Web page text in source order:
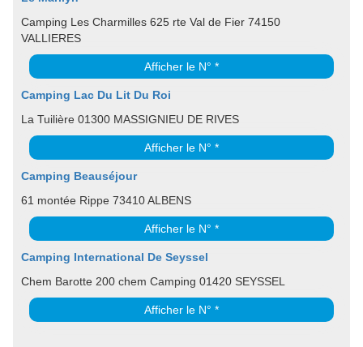
Camping Les Charmilles 625 rte Val de Fier 74150
VALLIERES
Afficher le N° *
Camping Lac Du Lit Du Roi
La Tuilière 01300 MASSIGNIEU DE RIVES
Afficher le N° *
Camping Beauséjour
61 montée Rippe 73410 ALBENS
Afficher le N° *
Camping International De Seyssel
Chem Barotte 200 chem Camping 01420 SEYSSEL
Afficher le N° *